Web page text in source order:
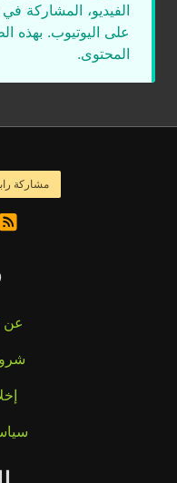
الفيديو، المشاركة
على اليوتيوب. بهذه
المحتوى.
مشاركة
عن